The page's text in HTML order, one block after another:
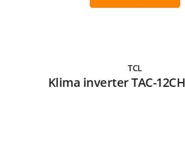
TCL
Klima inverter TAC-